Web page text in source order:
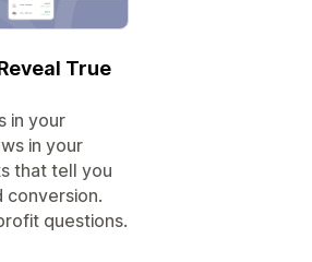
True
in your
in your
that tell you
conversion.
questions.